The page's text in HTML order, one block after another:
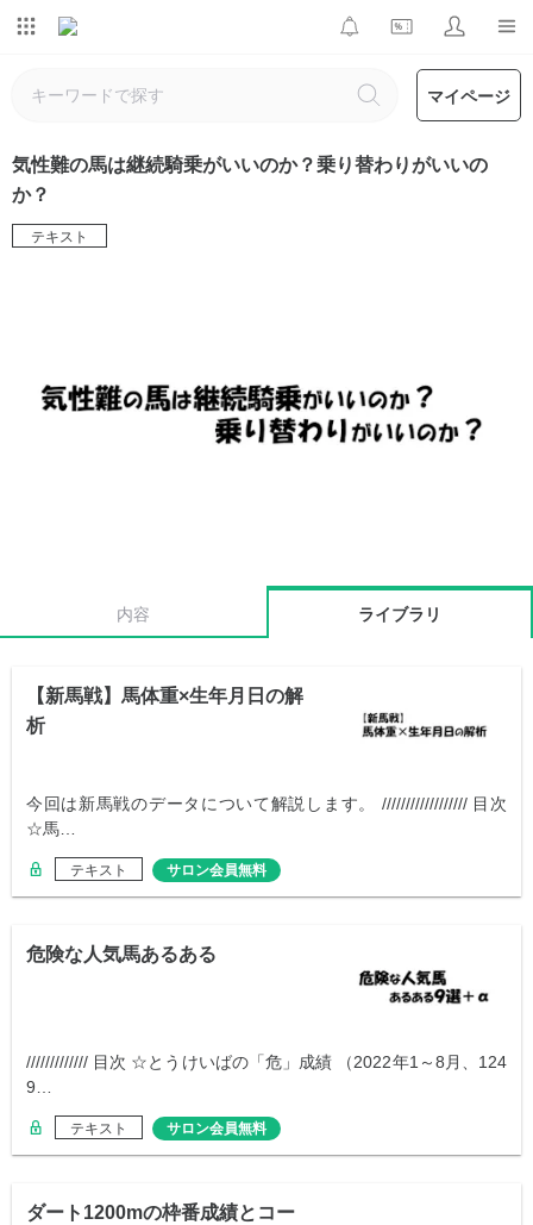
マイページ
気性難の馬は継続騎乗がいいのか？乗り替わりがいいの
か？
テキスト
内容 ライブラリ
【新馬戦】馬体重×生年月日の解
析
今回は新馬戦のデータについて解説します。 ////////////////// 目次
☆馬…
テキスト サロン会員無料
危険な人気馬あるある
///////////// 目次 ☆とうけいばの「危」成績 （2022年1～8月、124
9…
テキスト サロン会員無料
ダート1200mの枠番成績とコー